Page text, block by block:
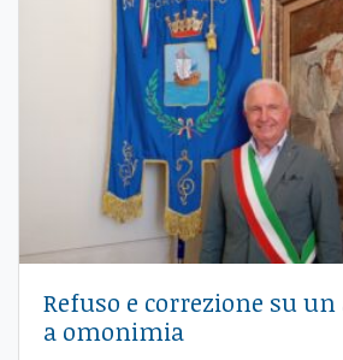
Refuso e correzione su
a omonimia